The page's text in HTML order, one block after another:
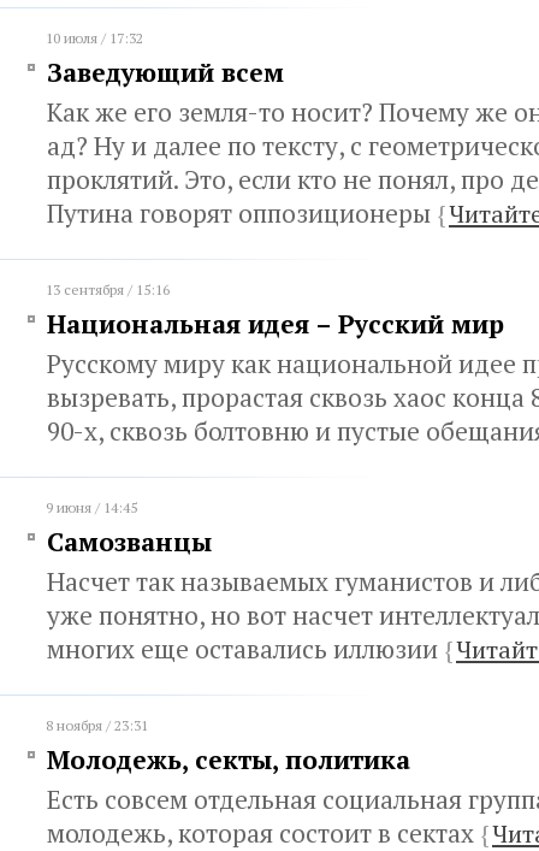
10 июля / 17:32
Заведующий всем
Как же его земля-то носит? Почему же
ад? Ну и далее по тексту, с
проклятий. Это, если кто не понял, про
Путина говорят оппозиционеры {
13 сентября / 15:16
Национальная идея – Русский мир
Русскому миру как национальной идее
вызревать, прорастая сквозь хаос
90-х, сквозь болтовню и пустые
9 июня / 14:45
Самозванцы
Насчет так называемых гуманистов и
уже понятно, но вот насчет
многих еще оставались иллюзии {
8 ноября / 23:31
Молодежь, секты, политика
Есть совсем отдельная социальная
молодежь, которая состоит в сектах {